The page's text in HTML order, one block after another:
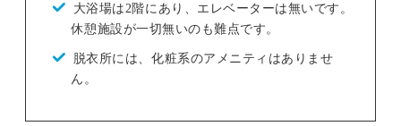
大浴場は2階にあり、エレベーターは無いです。
休憩施設が一切無いのも難点です。
脱衣所には、化粧系のアメニティはありませ
ん。